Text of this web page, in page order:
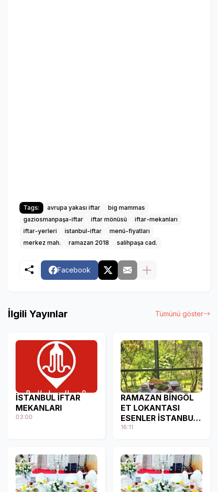
Tags: avrupa yakası iftar
big mammas
gaziosmanpaşa-iftar
iftar mönüsü
iftar-mekanları
iftar-yerleri
istanbul-iftar
menü-fiyatları
merkez mah.
ramazan 2018 salihpaşa cad.
Facebook
İlgili Yayınlar Tümünü göster
İSTANBUL İFTAR
MEKANLARI
03:00
RAMAZAN BİNGÖL
ET LOKANTASI
ESENLER İSTANBUL
İFTAR SAHUR
16:11